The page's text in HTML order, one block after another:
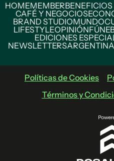
HOMEMEMBER
CAFÉ Y NEGOCIOS
BRAND STUDIOMUNDO
LIFESTYLEOPINIÓN
EDICIONES
NEWSLETTERSARGENTINA
Políticas de Cookies
Términos y